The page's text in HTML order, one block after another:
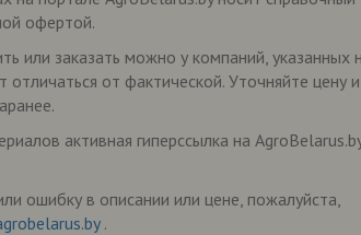
офертой.
или заказать можно у компаний, указанных
отличаться от фактической. Уточняйте цену и
активная гиперссылка на
ошибку в описании или цене, пожалуйста,
.